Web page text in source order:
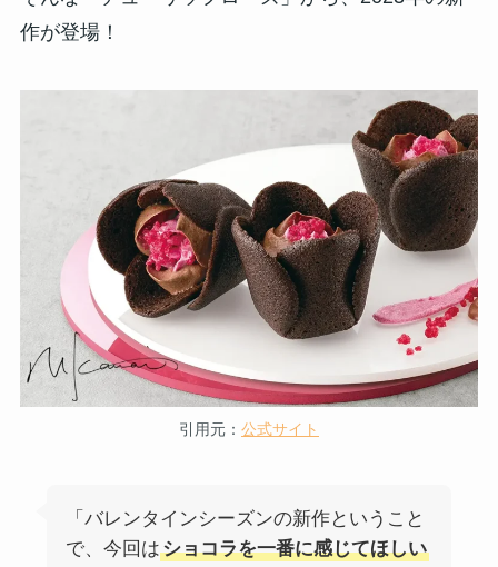
作が登場！
引用元： 公式サイト
「バレンタインシーズンの新作ということ
で、今回はショコラを一番に感じてほしい